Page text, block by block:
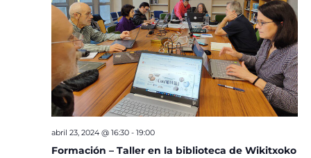
Formación – Taller en la biblioteca de Wikitxoko
abril 23, 2024 @ 16:30- 19:00